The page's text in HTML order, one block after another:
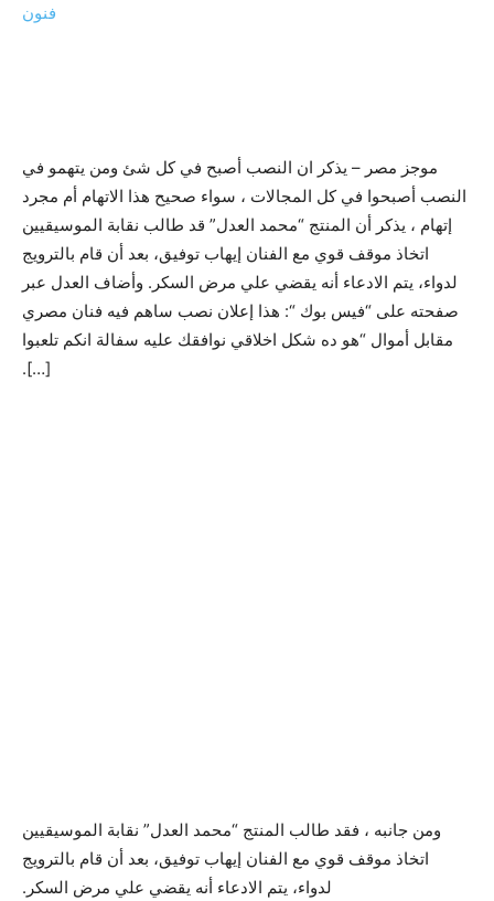
فنون
موجز مصر – يذكر ان النصب أصبح في كل شئ ومن يتهمو في
النصب أصبحوا في كل المجالات ، سواء صحيح هذا الاتهام أم مجرد
إتهام ، يذكر أن المنتج “محمد العدل” قد طالب نقابة الموسيقيين
اتخاذ موقف قوي مع الفنان إيهاب توفيق، بعد أن قام بالترويج
لدواء، يتم الادعاء أنه يقضي علي مرض السكر. وأضاف العدل عبر
صفحته على “فيس بوك “: هذا إعلان نصب ساهم فيه فنان مصري
مقابل أموال “هو ده شكل اخلاقي نوافقك عليه سفالة انكم تلعبوا
[…].
ومن جانبه ، فقد طالب المنتج “محمد العدل” نقابة الموسيقيين
اتخاذ موقف قوي مع الفنان إيهاب توفيق، بعد أن قام بالترويج
لدواء، يتم الادعاء أنه يقضي علي مرض السكر.